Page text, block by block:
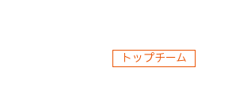
トップチーム